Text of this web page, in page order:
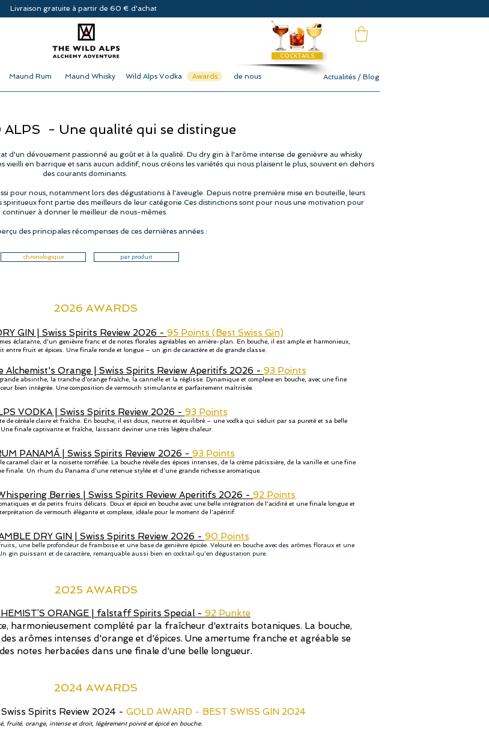
Livraison gratuite à partir de 60 € d'achat
COCKTAILS
Maund Rum Maund Whisky Wild Alps Vodka Awards de nous Actualités / Blog
ALPS - Une qualité qui se distingue
d'un dévouement passionné au goût et à la qualité. Du dry gin à l'arôme intense de genièvre au whisky
en barrique et sans aucun additif, nous créons les variétés qui nous plaisent le plus, souvent en dehors
des courants dominants.
pour nous, notamment lors des dégustations à l'aveugle. Depuis notre première mise en bouteille, leurs
font partie des meilleurs de leur catégorie.Ces distinctions sont pour nous une motivation pour
continuer à donner le meilleur de nous-mêmes.
des principales récompenses de ces dernières années :
chronologique par produit
2026 AWARDS
GIN | Swiss Spirits Review 2026 - 95 Points (Best Swiss Gin)
éclatante, d'un genièvre franc et de notes florales agréables en arrière-plan. En bouche, il est ample et harmonieux,
fruit et épices. Une finale ronde et longue – un gin de caractère et de grande classe.
Alchemist's Orange | Swiss Spirits Review Aperitifs 2026 - 93 Points
absinthe, la tranche d'orange fraîche, la cannelle et la réglisse. Dynamique et complexe en bouche, avec une fine
bien intégrée. Une composition de vermouth stimulante et parfaitement maîtrisée.
VODKA | Swiss Spirits Review 2026 - 93 Points
de céréale claire et fraîche. En bouche, il est doux, neutre et équilibré – une vodka qui séduit par sa pureté et sa belle
finale captivante et fraîche, laissant deviner une très légère chaleur.
PANAMÁ | Swiss Spirits Review 2026 - 93 Points
caramel clair et la noisette torréfiée. La bouche révèle des épices intenses, de la crème pâtissière, de la vanille et une fine
finale. Un rhum du Panama d'une retenue stylée et d'une grande richesse aromatique.
Berries | Swiss Spirits Review Aperitifs 2026 - 92 Points
et de petits fruits délicats. Doux et épicé en bouche avec une belle intégration de l'acidité et une finale longue et
de vermouth élégante et complexe, idéale pour le moment de l'apéritif.
DRY GIN | Swiss Spirits Review 2026 - 90 Points
une belle profondeur de framboise et une base de genièvre épicée. Velouté en bouche avec des arômes floraux et une
gin puissant et de caractère, remarquable aussi bien en cocktail qu'en dégustation pure.
2025 AWARDS
ORANGE | falstaff Spirits Special - 92 Punkte
harmonieusement complété par la fraîcheur d'extraits botaniques. La bouche,
arômes intenses d'orange et d'épices. Une amertume franche et agréable se
notes herbacées dans une finale d'une belle longueur.
2024 AWARDS
Swiss Spirits Review 2024 - GOLD AWARD - BEST SWISS GIN 2024
fruité, orange, intense et droit, légèrement poivré et épicé en bouche.